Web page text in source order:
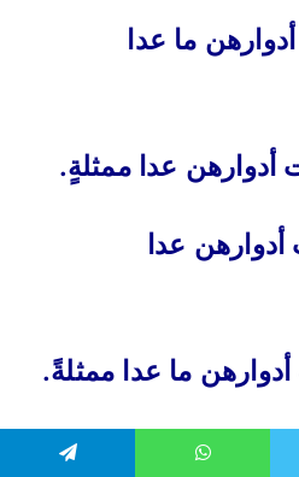
ما عدا
أدوارهن عدا ممثلةٍ.
عدا
ما عدا ممثلةً.
تشتمل على أسلوب